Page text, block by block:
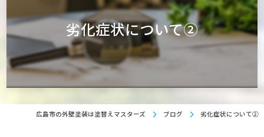
劣化症状について②
広島市の外壁塗装は塗替えマスターズ ブログ 劣化症状について②